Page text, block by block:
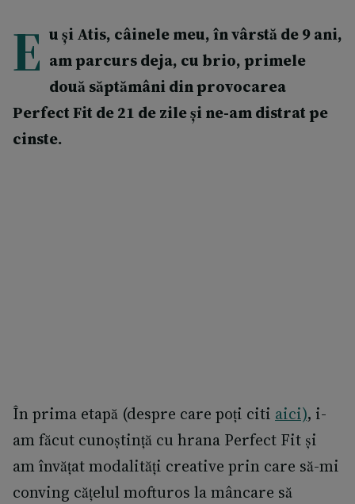
E u și Atis, câinele meu, în vârstă de 9 ani,
am parcurs deja, cu brio, primele
două săptămâni din provocarea
Perfect Fit de 21 de zile și ne-am distrat pe
cinste.
În prima etapă (despre care poți citi aici), i-
am făcut cunoștință cu hrana Perfect Fit și
am învățat modalități creative prin care să-mi
conving cățelul mofturos la mâncare să